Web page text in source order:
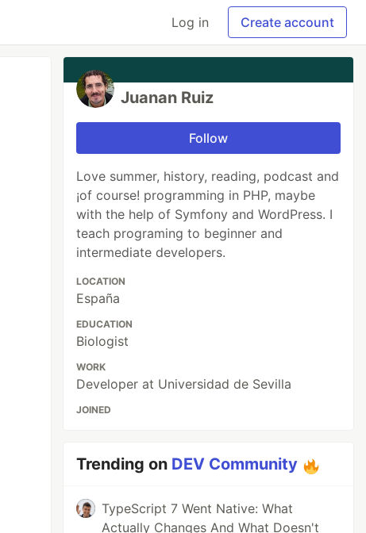
Log in Create account
Juanan Ruiz
Follow
Love summer, history, reading, podcast and
¡of course! programming in PHP, maybe
with the help of Symfony and WordPress. I
teach programing to beginner and
intermediate developers.
LOCATION
España
EDUCATION
Biologist
WORK
Developer at Universidad de Sevilla
JOINED
Trending on DEV Community
TypeScript 7 Went Native: What
Actually Changes And What Doesn't